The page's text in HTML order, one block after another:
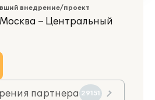
внедрение/проект
– Центральный
партнера 29151